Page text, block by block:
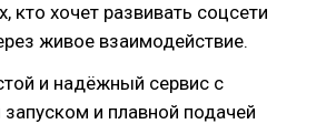
кто хочет развивать соцсети
живое взаимодействие.
и надёжный сервис с
и плавной подачей